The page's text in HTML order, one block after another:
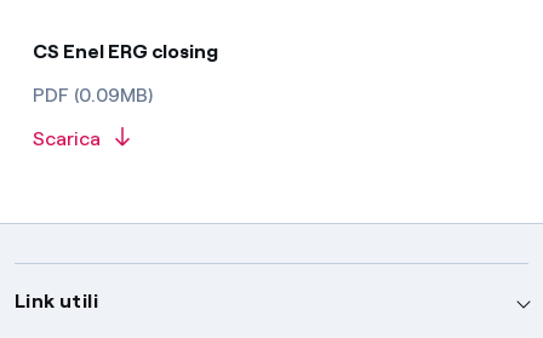
CS Enel ERG closing
PDF (0.09MB)
Scarica
Link utili